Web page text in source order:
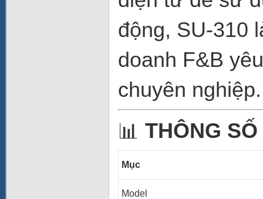
động, SU-310
doanh F&B
chuyên nghiệp.
📊 THÔNG
Mục
Model